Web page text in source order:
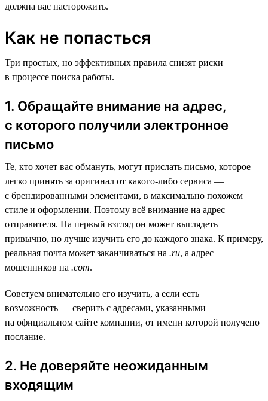
должна вас насторожить.
Как не попасться
Три простых, но эффективных правила снизят риски
в процессе поиска работы.
1. Обращайте внимание на адрес,
с которого получили электронное
письмо
Те, кто хочет вас обмануть, могут прислать письмо, которое
легко принять за оригинал от какого-либо сервиса —
с брендированными элементами, в максимально похожем
стиле и оформлении. Поэтому всё внимание на адрес
отправителя. На первый взгляд он может выглядеть
привычно, но лучше изучить его до каждого знака. К примеру,
реальная почта может заканчиваться на .ru, а адрес
мошенников на .com.
Советуем внимательно его изучить, а если есть
возможность — сверить с адресами, указанными
на официальном сайте компании, от имени которой получено
послание.
2. Не доверяйте неожиданным
входящим